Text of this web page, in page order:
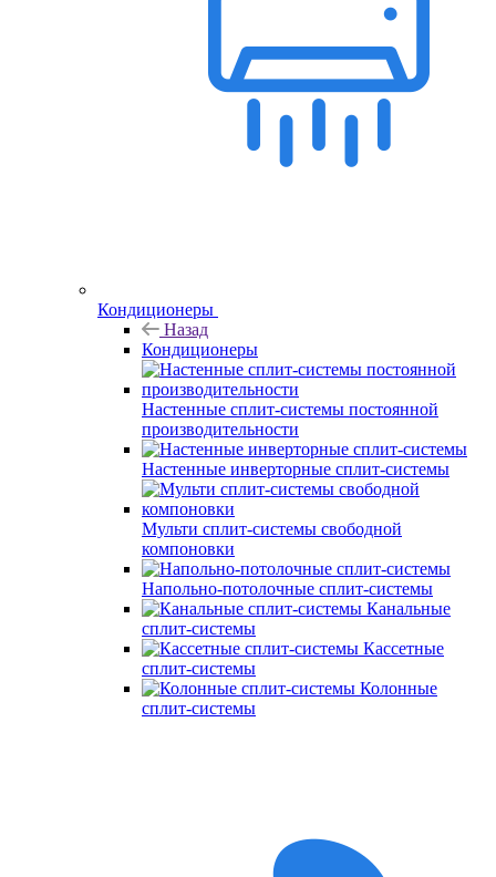
Кондиционеры
Назад
Кондиционеры
Настенные сплит-системы постоянной
производительности
Настенные инверторные сплит-системы
Мульти сплит-системы свободной
компоновки
Напольно-потолочные сплит-системы
Канальные
сплит-системы
Кассетные
сплит-системы
Колонные
сплит-системы